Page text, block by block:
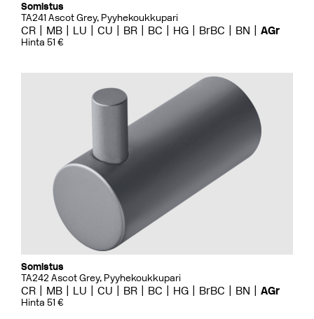
Somistus
TA241 Ascot Grey, Pyyhekoukkupari
CR MB LU CU BR BC HG BrBC BN AGr
Hinta 51 €
Somistus
TA242 Ascot Grey, Pyyhekoukkupari
CR MB LU CU BR BC HG BrBC BN AGr
Hinta 51 €